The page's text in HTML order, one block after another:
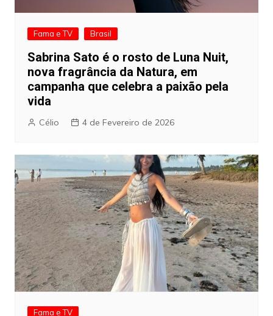
Fama e TV Brasil
Sabrina Sato é o rosto de Luna Nuit,
nova fragrância da Natura, em
campanha que celebra a paixão pela
vida
Célio 4 de Fevereiro de 2026
Fama e TV